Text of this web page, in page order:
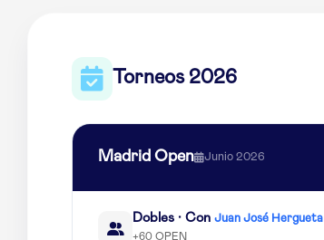
Torneos 2026
Madrid Open Junio 2026
Dobles · Con Juan José Hergueta
+60 OPEN